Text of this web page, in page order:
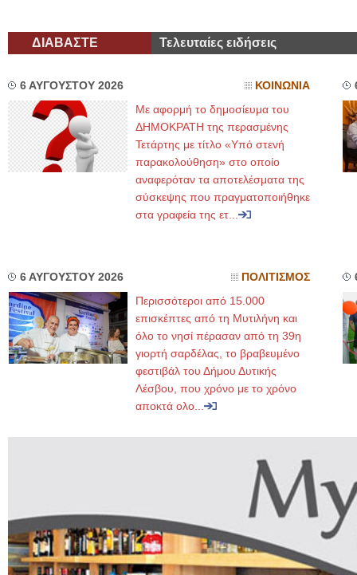
ΔΙΑΒΑΣΤΕ Τελευταίες ειδήσεις
6 ΑΥΓΟΥΣΤΟΥ 2026 ΚΟΙΝΩΝΙΑ
Με αφορμή το δημοσίευμα του
ΔΗΜΟΚΡΑΤΗ της περασμένης
Τετάρτης με τίτλο «Υπό στενή
παρακολούθηση» στο οποίο
αναφερόταν τα αποτελέσματα της
σύσκεψης που πραγματοποιήθηκε
στα γραφεία της ετ...
6 ΑΥΓΟΥΣΤΟΥ 2026 ΠΟΛΙΤΙΣΜΟΣ
Περισσότεροι από 15.000
επισκέπτες από τη Μυτιλήνη και
όλο το νησί πέρασαν από τη 39η
γιορτή σαρδέλας, το βραβευμένο
φεστιβάλ του Δήμου Δυτικής
Λέσβου, που χρόνο με το χρόνο
αποκτά ολο...